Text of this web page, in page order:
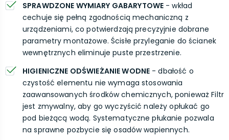
SPRAWDZONE WYMIARY GABARYTOWE - wkład
cechuje się pełną zgodnością mechaniczną z
urządzeniami, co potwierdzają precyzyjnie dobrane
parametry montażowe. Ścisłe przyleganie do ścianek
wewnętrznych eliminuje puste przestrzenie.
HIGIENICZNE ODŚWIEŻANIE WODNE - dbałość o
czystość elementu nie wymaga stosowania
zaawansowanych środków chemicznych, ponieważ Filtr
jest zmywalny, aby go wyczyścić należy opłukać go
pod bieżącą wodą. Systematyczne płukanie pozwala
na sprawne pozbycie się osadów wapiennych.